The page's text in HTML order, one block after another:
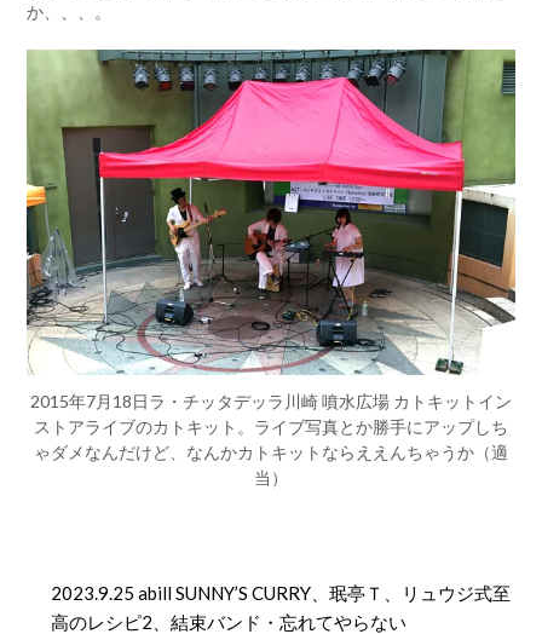
か、、、。
2015年7月18日ラ・チッタデッラ川崎 噴水広場 カトキットイン
ストアライブのカトキット。ライブ写真とか勝手にアップしち
ゃダメなんだけど、なんかカトキットならええんちゃうか（適
当）
2023.9.25 abill SUNNY’S CURRY、珉亭Ｔ、リュウジ式至
高のレシピ2、結束バンド・忘れてやらない